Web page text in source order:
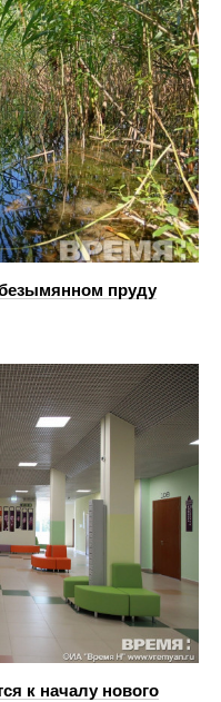
пруду
к началу нового